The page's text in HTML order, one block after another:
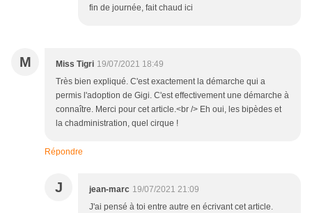
fin de journée, fait chaud ici
M Miss Tigri 19/07/2021 18:49
Très bien expliqué. C'est exactement la démarche qui a
permis l'adoption de Gigi. C'est effectivement une démarche à
connaître. Merci pour cet article.<br /> Eh oui, les bipèdes et
la chadministration, quel cirque !
Répondre
J jean-marc 19/07/2021 21:09
J'ai pensé à toi entre autre en écrivant cet article.